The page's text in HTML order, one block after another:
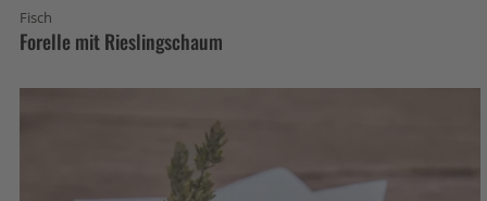
Fisch
Forelle mit Rieslingschaum